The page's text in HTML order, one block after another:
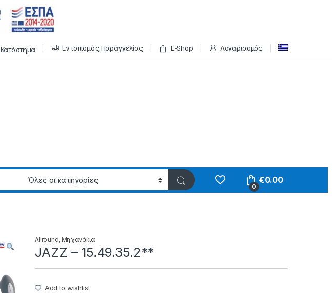
Κατάστημα Εντοπισμός Παραγγελίας E-Shop Λογαριασμός
0
€0.00
Allround, Μηχανάκια
JAZZ – 15.49.35.2**
Add to wishlist